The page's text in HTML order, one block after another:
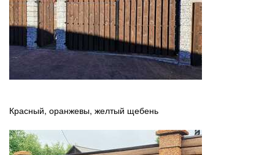
Красный, оранжевы, желтый щебень